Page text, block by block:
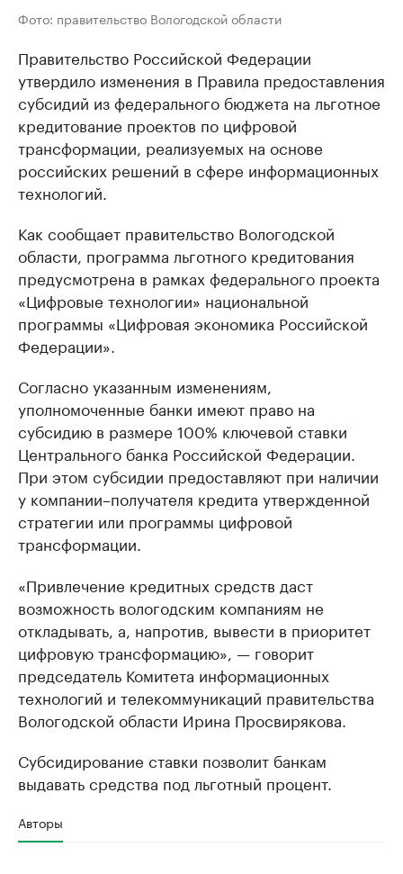
Фото: правительство Вологодской области
Правительство Российской Федерации
утвердило изменения в Правила предоставления
субсидий из федерального бюджета на льготное
кредитование проектов по цифровой
трансформации, реализуемых на основе
российских решений в сфере информационных
технологий.
Как сообщает правительство Вологодской
области, программа льготного кредитования
предусмотрена в рамках федерального проекта
«Цифровые технологии» национальной
программы «Цифровая экономика Российской
Федерации».
Согласно указанным изменениям,
уполномоченные банки имеют право на
субсидию в размере 100% ключевой ставки
Центрального банка Российской Федерации.
При этом субсидии предоставляют при наличии
у компании–получателя кредита утвержденной
стратегии или программы цифровой
трансформации.
«Привлечение кредитных средств даст
возможность вологодским компаниям не
откладывать, а, напротив, вывести в приоритет
цифровую трансформацию», — говорит
председатель Комитета информационных
технологий и телекоммуникаций правительства
Вологодской области Ирина Просвирякова.
Субсидирование ставки позволит банкам
выдавать средства под льготный процент.
Авторы